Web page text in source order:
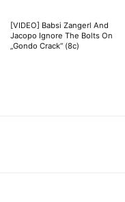
[VIDEO] Babsi Zangerl And
Jacopo Ignore The Bolts On
„Gondo Crack“ (8c)